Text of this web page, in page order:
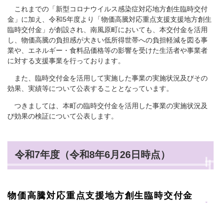
これまでの「新型コロナウイルス感染症対応地方創生臨時交付
金」に加え、令和5年度より「物価高騰対応重点支援支援地方創生
臨時交付金」が創設され、南風原町においても、本交付金を活用
し、物価高騰の負担感が大きい低所得世帯への負担軽減を図る事
業や、エネルギー・食料品価格等の影響を受けた生活者や事業者
に対する支援事業を行っております。
また、臨時交付金を活用して実施した事業の実施状況及びその
効果、実績等について公表することとなっています。
つきましては、本町の臨時交付金を活用した事業の実施状況及
び効果の検証について公表します。
令和7年度（令和8年6月26日時点）
物価高騰対応重点支援地方創生臨時交付金